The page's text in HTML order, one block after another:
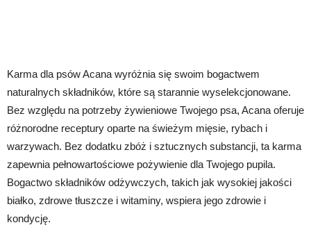
Karma dla psów Acana wyróżnia się swoim bogactwem
naturalnych składników, które są starannie wyselekcjonowane.
Bez względu na potrzeby żywieniowe Twojego psa, Acana oferuje
różnorodne receptury oparte na świeżym mięsie, rybach i
warzywach. Bez dodatku zbóż i sztucznych substancji, ta karma
zapewnia pełnowartościowe pożywienie dla Twojego pupila.
Bogactwo składników odżywczych, takich jak wysokiej jakości
białko, zdrowe tłuszcze i witaminy, wspiera jego zdrowie i
kondycję.